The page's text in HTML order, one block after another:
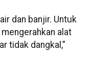
dan banjir. Untuk
alat
tidak dangkal,”